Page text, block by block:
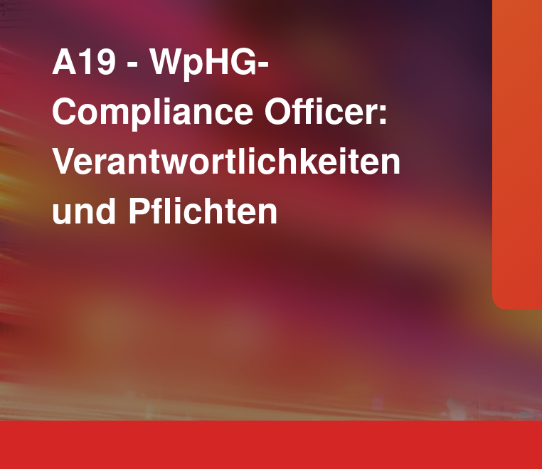
A19 - WpHG-
Compliance Officer:
Verantwortlichkeiten
und Pflichten